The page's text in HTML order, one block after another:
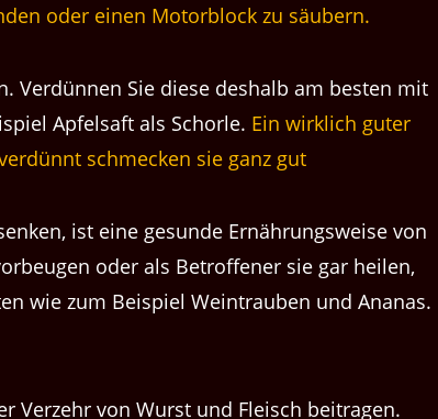
oder einen Motorblock zu säubern.
Verdünnen Sie diese deshalb am besten mit
Apfelsaft als Schorle. Ein wirklich guter
schmecken sie ganz gut
ist eine gesunde Ernährungsweise von
oder als Betroffener sie gar heilen,
wie zum Beispiel Weintrauben und Ananas.
Verzehr von Wurst und Fleisch beitragen.